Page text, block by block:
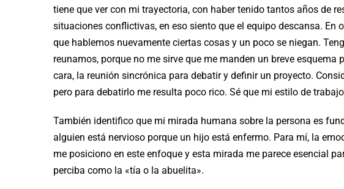
tiene que ver con mi trayectoria, con haber tenido tantos años de
situaciones conflictivas, en eso siento que el equipo descansa. En
que hablemos nuevamente ciertas cosas y un poco se niegan.
reunamos, porque no me sirve que me manden un breve esquema
cara, la reunión sincrónica para debatir y definir un proyecto.
pero para debatirlo me resulta poco rico. Sé que mi estilo de
También identifico que mi mirada humana sobre la persona es
alguien está nervioso porque un hijo está enfermo. Para mí, la
me posiciono en este enfoque y esta mirada me parece esencial
perciba como la «tía o la abuelita».